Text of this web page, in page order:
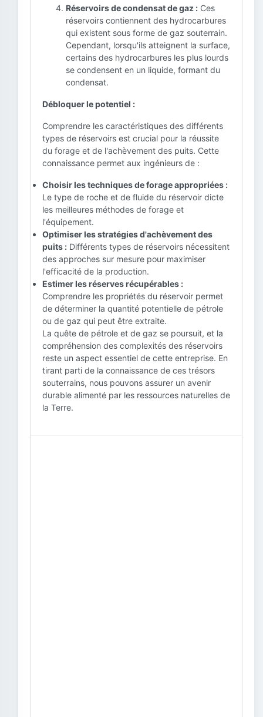
Réservoirs de condensat de gaz : Ces
réservoirs contiennent des hydrocarbures
qui existent sous forme de gaz souterrain.
Cependant, lorsqu'ils atteignent la surface,
certains des hydrocarbures les plus lourds
se condensent en un liquide, formant du
condensat.
Débloquer le potentiel :
Comprendre les caractéristiques des différents
types de réservoirs est crucial pour la réussite
du forage et de l'achèvement des puits. Cette
connaissance permet aux ingénieurs de :
Choisir les techniques de forage appropriées :
Le type de roche et de fluide du réservoir dicte
les meilleures méthodes de forage et
l'équipement.
Optimiser les stratégies d'achèvement des
puits : Différents types de réservoirs nécessitent
des approches sur mesure pour maximiser
l'efficacité de la production.
Estimer les réserves récupérables :
Comprendre les propriétés du réservoir permet
de déterminer la quantité potentielle de pétrole
ou de gaz qui peut être extraite.
La quête de pétrole et de gaz se poursuit, et la
compréhension des complexités des réservoirs
reste un aspect essentiel de cette entreprise. En
tirant parti de la connaissance de ces trésors
souterrains, nous pouvons assurer un avenir
durable alimenté par les ressources naturelles de
la Terre.